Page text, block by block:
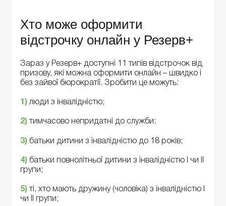
Хто може оформити
відстрочку онлайн у Резерв+
Зараз у Резерв+ доступні 11 типів відстрочок від
призову, які можна оформити онлайн – швидко і
без зайвої бюрократії. Зробити це можуть:
1) люди з інвалідністю;
2) тимчасово непридатні до служби;
3) батьки дитини з інвалідністю до 18 років;
4) батьки повнолітньої дитини з інвалідністю I чи II
групи;
5) ті, хто мають дружину (чоловіка) з інвалідністю I
чи II групи;